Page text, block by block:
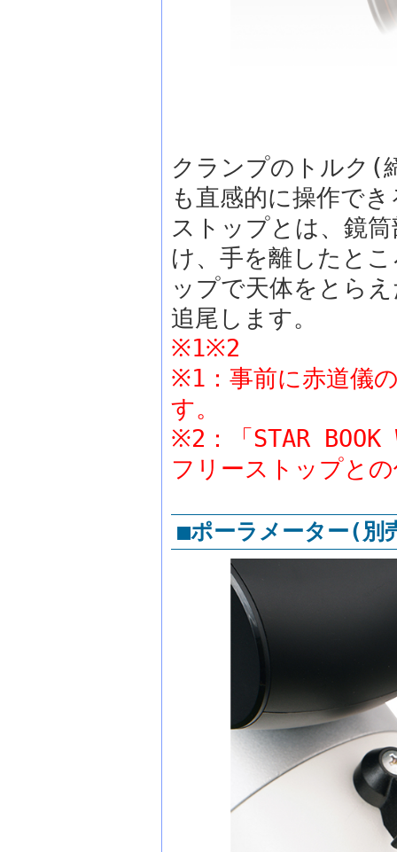
クランプのトルク(
も直感的に操作で
ストップとは、鏡
け、手を離したと
ップで天体をとら
追尾します。
※1※2
※1：事前に赤道儀
す。
※2：「STAR
フリーストップと
■ポーラメーター(別